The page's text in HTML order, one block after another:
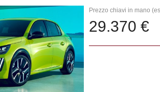
Prezzo chiavi in mano
29.370 €